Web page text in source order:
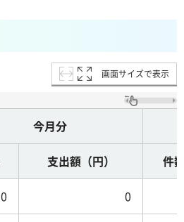
画面サイズで表示
今月分
支出額（円） 件
0 0